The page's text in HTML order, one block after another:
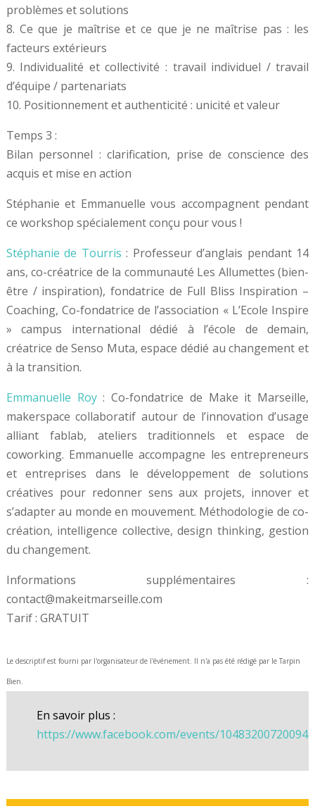
problèmes et solutions
8. Ce que je maîtrise et ce que je ne maîtrise pas : les
facteurs extérieurs
9. Individualité et collectivité : travail individuel / travail
d’équipe / partenariats
10. Positionnement et authenticité : unicité et valeur
Temps 3 :
Bilan personnel : clarification, prise de conscience des
acquis et mise en action
Stéphanie et Emmanuelle vous accompagnent pendant
ce workshop spécialement conçu pour vous !
Stéphanie de Tourris : Professeur d’anglais pendant 14
ans, co-créatrice de la communauté Les Allumettes (bien-
être / inspiration), fondatrice de Full Bliss Inspiration –
Coaching, Co-fondatrice de l’association « L’Ecole Inspire
» campus international dédié à l’école de demain,
créatrice de Senso Muta, espace dédié au changement et
à la transition.
Emmanuelle Roy: Co-fondatrice de Make it Marseille,
makerspace collaboratif autour de l’innovation d’usage
alliant fablab, ateliers traditionnels et espace de
coworking. Emmanuelle accompagne les entrepreneurs
et entreprises dans le développement de solutions
créatives pour redonner sens aux projets, innover et
s’adapter au monde en mouvement. Méthodologie de co-
création, intelligence collective, design thinking, gestion
du changement.
Informations supplémentaires :
contact@makeitmarseille.com
Tarif : GRATUIT
Le descriptif est fourni par l'organisateur de l'événement. Il n'a pas été rédigé par le Tarpin
Bien.
En savoir plus :
https://www.facebook.com/events/